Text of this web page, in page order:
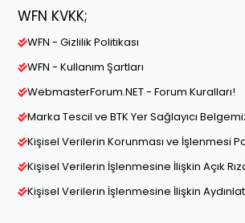
WFN KVKK;
WFN - Gizlilik Politikası
WFN - Kullanım Şartları
WebmasterForum.NET - Forum Kuralları!
Marka Tescil ve BTK Yer Sağlayıcı
Kişisel Verilerin Korunması ve İşlenmesi
Kişisel Verilerin İşlenmesine İlişkin Açık
Kişisel Verilerin İşlenmesine İlişkin